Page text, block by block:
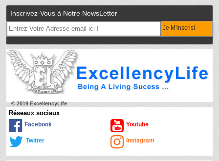
Inscrivez-Vous à Notre NewsLetter
Je M'inscris!
© 2019 ExcellencyLife
Réseaux sociaux
Facebook Youtube
Twitter Instagram